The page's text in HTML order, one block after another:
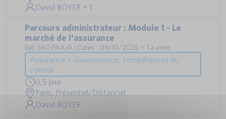
David BOYER + 1
Parcours administrateur : Module 1 - Le
marché de l'assurance
Réf : 560 PAA/A | Dates : 09/10/2026 + 1 à venir
Assurance > Gouvernance, compétences du
conseil
0,5 jour
Paris, Présentiel/Distanciel
David BOYER